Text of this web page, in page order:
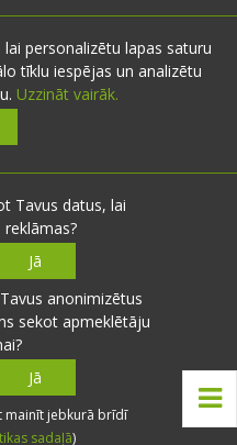
· Radars·
· Privātuma politika
personalizētu lapas saturu
tīklu iespējas un analizētu
Uzzināt vairāk.
Tavus datus, lai
Jā
anonimizētus
sekot apmeklētāju
Jā
mainīt jebkurā brīdī
sadaļā)